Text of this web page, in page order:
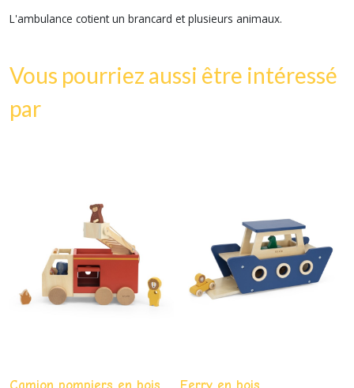
L'ambulance cotient un brancard et plusieurs animaux.
Vous pourriez aussi être intéressé
par